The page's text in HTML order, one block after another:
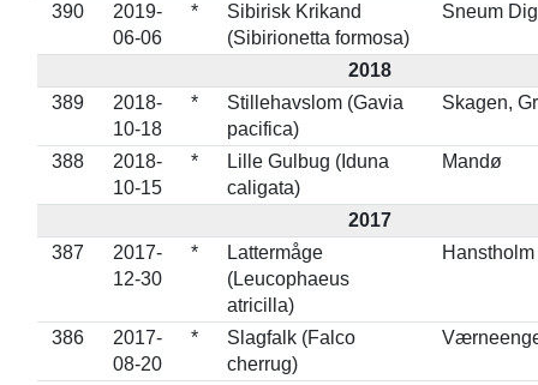
390
2019-
06-06
*
Sibirisk Krikand
(Sibirionetta formosa)
Sneum
2018
389
2018-
10-18
*
Stillehavslom (Gavia
pacifica)
Skagen,
388
2018-
10-15
*
Lille Gulbug (Iduna
caligata)
Mandø
2017
387
2017-
12-30
*
Lattermåge
(Leucophaeus
atricilla)
Hanstholm
386
2017-
08-20
*
Slagfalk (Falco
cherrug)